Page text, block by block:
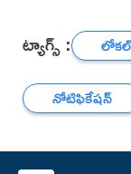
ట్యాగ్స్ : లోకల్
నోటిఫికేషన్